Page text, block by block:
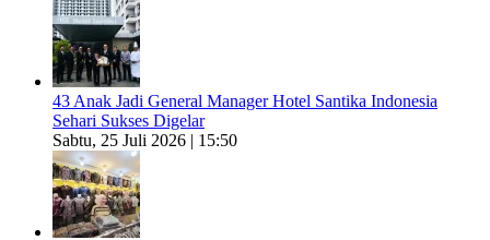
43 Anak Jadi General Manager Hotel Santika Indonesia
Sehari Sukses Digelar
Sabtu, 25 Juli 2026 | 15:50